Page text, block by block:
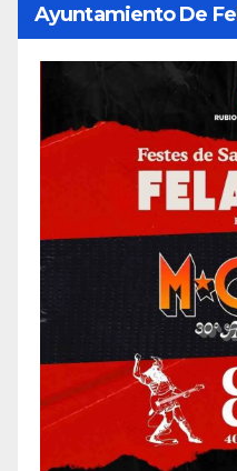
Ayuntamiento De